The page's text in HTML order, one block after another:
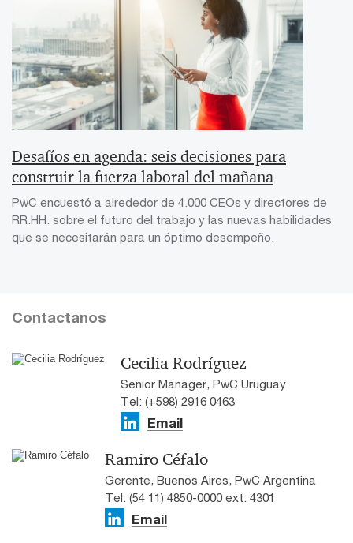
Desafíos en agenda: seis decisiones para
construir la fuerza laboral del mañana
PwC encuestó a alrededor de 4.000 CEOs y directores de
RR.HH. sobre el futuro del trabajo y las nuevas habilidades
que se necesitarán para un óptimo desempeño.
Contactanos
Cecilia Rodríguez
Senior Manager, PwC Uruguay
Tel: (+598) 2916 0463
Email
Ramiro Céfalo
Gerente, Buenos Aires, PwC Argentina
Tel: (54 11) 4850-0000 ext. 4301
Email